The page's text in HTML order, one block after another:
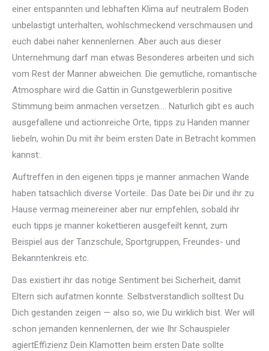
einer entspannten und lebhaften Klima auf neutralem Boden
unbelastigt unterhalten, wohlschmeckend verschmausen und
euch dabei naher kennenlernen. Aber auch aus dieser
Unternehmung darf man etwas Besonderes arbeiten und sich
vom Rest der Manner abweichen. Die gemutliche, romantische
Atmosphare wird die Gattin in Gunstgewerblerin positive
Stimmung beim anmachen versetzen…. Naturlich gibt es auch
ausgefallene und actionreiche Orte, tipps zu Handen manner
liebeln, wohin Du mit ihr beim ersten Date in Betracht kommen
kannst:.
Auftreffen in den eigenen tipps je manner anmachen Wande
haben tatsachlich diverse Vorteile:. Das Date bei Dir und ihr zu
Hause vermag meinereiner aber nur empfehlen, sobald ihr
euch tipps je manner kokettieren ausgefeilt kennt, zum
Beispiel aus der Tanzschule, Sportgruppen, Freundes- und
Bekanntenkreis etc.
Das existiert ihr das notige Sentiment bei Sicherheit, damit
Eltern sich aufatmen konnte. Selbstverstandlich solltest Du
Dich gestanden zeigen — also so, wie Du wirklich bist. Wer will
schon jemanden kennenlernen, der wie Ihr Schauspieler
agiertEffizienz Dein Klamotten beim ersten Date sollte